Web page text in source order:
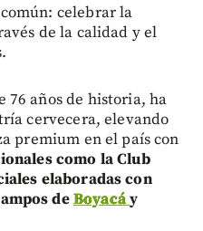
celebrar la
de la calidad y el
76 años de historia, ha
cervecera, elevando
premium en el país con
como la Club
elaboradas con
deBoyacáy